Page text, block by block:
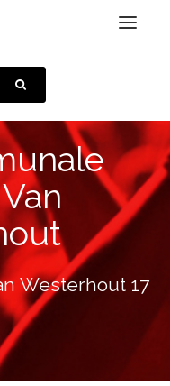
Toggle
Westerhout 17